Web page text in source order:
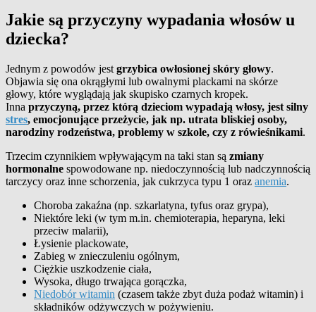
Jakie są przyczyny wypadania włosów u
dziecka?
Jednym z powodów jest grzybica owłosionej skóry głowy.
Objawia się ona okrągłymi lub owalnymi plackami na skórze
głowy, które wyglądają jak skupisko czarnych kropek.
Inna przyczyną, przez którą dzieciom wypadają włosy, jest silny
stres, emocjonujące przeżycie, jak np. utrata bliskiej osoby,
narodziny rodzeństwa, problemy w szkole, czy z rówieśnikami.
Trzecim czynnikiem wpływającym na taki stan są zmiany
hormonalne spowodowane np. niedoczynnością lub nadczynnością
tarczycy oraz inne schorzenia, jak cukrzyca typu 1 oraz anemia.
Choroba zakaźna (np. szkarlatyna, tyfus oraz grypa),
Niektóre leki (w tym m.in. chemioterapia, heparyna, leki
przeciw malarii),
Łysienie plackowate,
Zabieg w znieczuleniu ogólnym,
Ciężkie uszkodzenie ciała,
Wysoka, długo trwająca gorączka,
Niedobór witamin (czasem także zbyt duża podaż witamin) i
składników odżywczych w pożywieniu.